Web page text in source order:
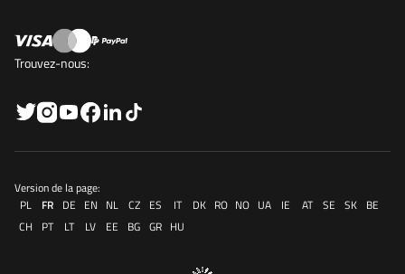
Trouvez-nous:
Version de la page:
PL
FR DE EN NL CZ ES IT DK RO NO UA IE AT SE SK BE
CH
PT LT LV EE BG GR HU